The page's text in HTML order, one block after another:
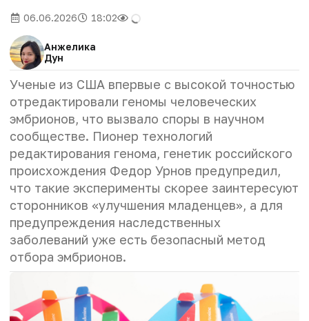
06.06.2026 18:02
Анжелика
Дун
Ученые из США впервые с высокой точностью
отредактировали геномы человеческих
эмбрионов, что вызвало споры в научном
сообществе. Пионер технологий
редактирования генома, генетик российского
происхождения Федор Урнов предупредил,
что такие эксперименты скорее заинтересуют
сторонников «улучшения младенцев», а для
предупреждения наследственных
заболеваний уже есть безопасный метод
отбора эмбрионов.